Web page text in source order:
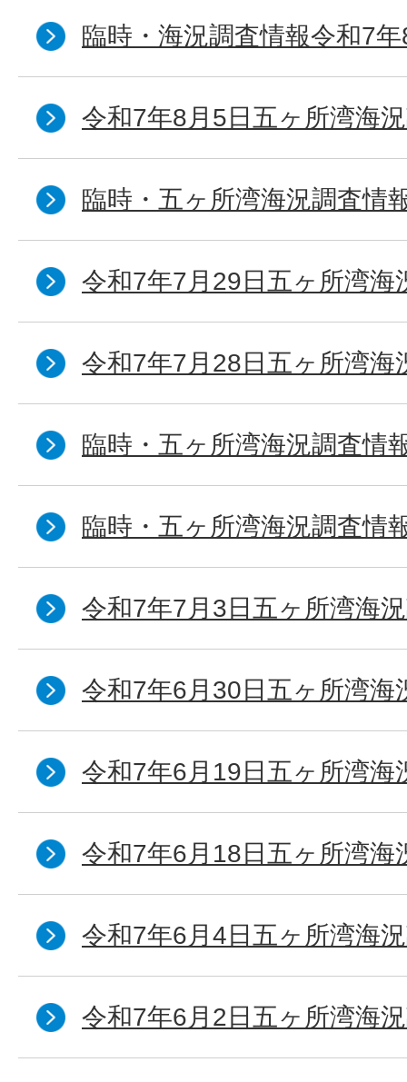
臨時・海況調査情報令和7
令和7年8月5日五ヶ所湾海
臨時・五ヶ所湾海況調査情
令和7年7月29日五ヶ所湾海
令和7年7月28日五ヶ所湾海
臨時・五ヶ所湾海況調査情
臨時・五ヶ所湾海況調査情
令和7年7月3日五ヶ所湾海
令和7年6月30日五ヶ所湾海
令和7年6月19日五ヶ所湾海
令和7年6月18日五ヶ所湾海
令和7年6月4日五ヶ所湾海
令和7年6月2日五ヶ所湾海